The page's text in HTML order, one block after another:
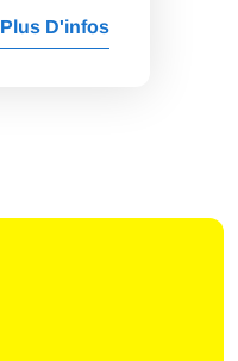
Plus D'infos